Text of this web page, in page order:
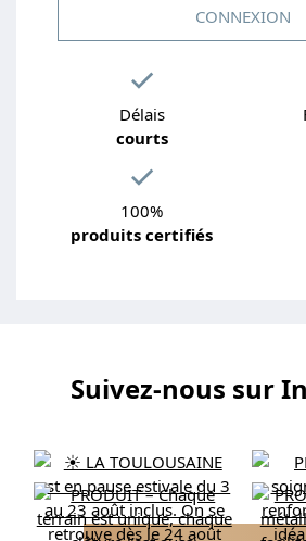
CONNEXION
Délais
courts
100%
produits certifiés
Suivez-nous sur